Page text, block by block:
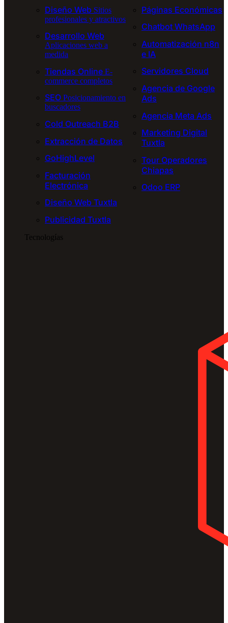
Diseño Web Sitios
profesionales y atractivos
Desarrollo Web
Aplicaciones web a
medida
Tiendas Online E-
commerce completos
SEO Posicionamiento en
buscadores
Cold Outreach B2B
Extracción de Datos
GoHighLevel
Facturación
Electrónica
Diseño Web Tuxtla
Publicidad Tuxtla
Páginas Económicas
Chatbot WhatsApp
Automatización n8n
e IA
Servidores Cloud
Agencia de Google
Ads
Agencia Meta Ads
Marketing Digital
Tuxtla
Tour Operadores
Chiapas
Odoo ERP
Tecnologías